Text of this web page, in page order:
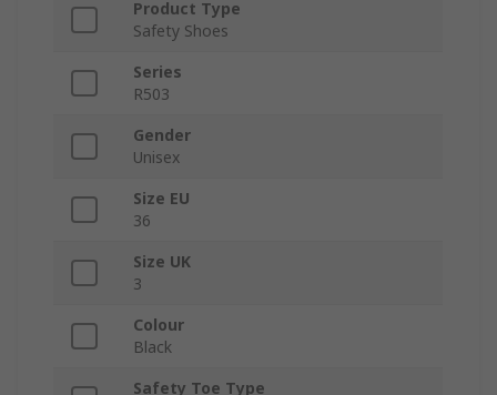
Product Type
Safety Shoes
Series
R503
Gender
Unisex
Size EU
36
Size UK
3
Colour
Black
Safety Toe Type